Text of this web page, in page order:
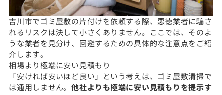
吉川市でゴミ屋敷の片付けを依頼する際、悪徳業者に騙さ
れるリスクは決して小さくありません。ここでは、そのよ
うな業者を見分け、回避するための具体的な注意点をご紹
介します。
相場より極端に安い見積もり
「安ければ安いほど良い」という考えは、ゴミ屋敷清掃で
は通用しません。 他社よりも極端に安い見積もりを提示す